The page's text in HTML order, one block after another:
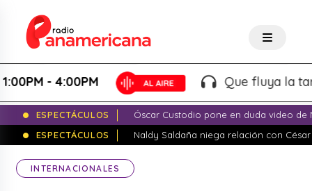
- 4:00PM Que fluya la
ESPECTÁCULOS
Óscar Custodio pone en duda video de
ESPECTÁCULOS
Naldy Saldaña niega relación con
INTERNACIONALES